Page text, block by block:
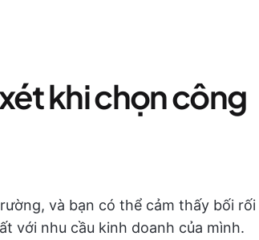
khi chọn công
và bạn có thể cảm thấy bối rối
với nhu cầu kinh doanh của mình.